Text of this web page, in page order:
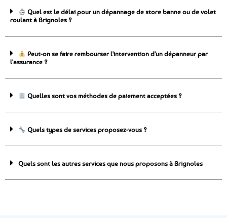
Quel est le délai pour un dépannage de store banne ou de volet
roulant à Brignoles ?
Peut-on se faire rembourser l'intervention d'un dépanneur par
l'assurance ?
Quelles sont vos méthodes de paiement acceptées ?
Quels types de services proposez-vous ?
Quels sont les autres services que nous proposons à Brignoles